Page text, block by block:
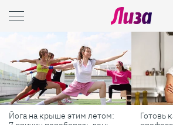
Йога на крыше этим летом:
Готовь